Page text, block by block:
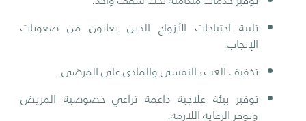
تلبية احتياجات الأزواج الذين يعانون من صعوبات
الإنجاب.
تخفيف العبء النفسي والمادي على المرضى.
توفير بيئة علاجية داعمة تراعي خصوصية المريض
وتوفر الرعاية اللازمة.